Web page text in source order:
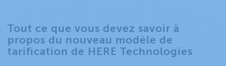
Tout ce que vous devez savoir à
propos du nouveau modèle de
tarification de HERE Technologies